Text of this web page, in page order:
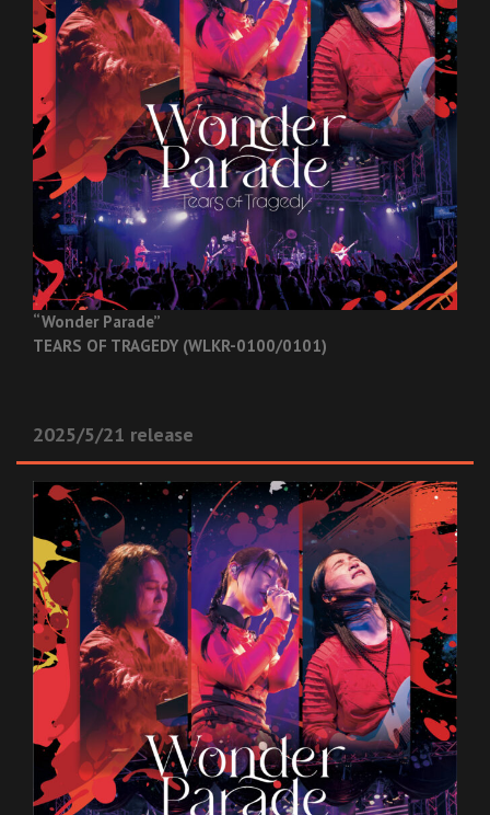
“Wonder Parade”
TEARS OF TRAGEDY (WLKR-0100/0101)
2025/5/21 release